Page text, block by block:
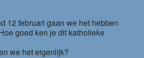
12 februari gaan we het hebben
goed ken je dit katholieke
we het eigenlijk?